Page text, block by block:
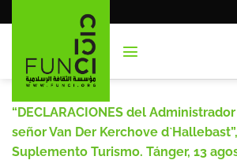
al
“DECLARACIONES del
señor Van Der Kerchove
Suplemento Turismo. Tánger, 13